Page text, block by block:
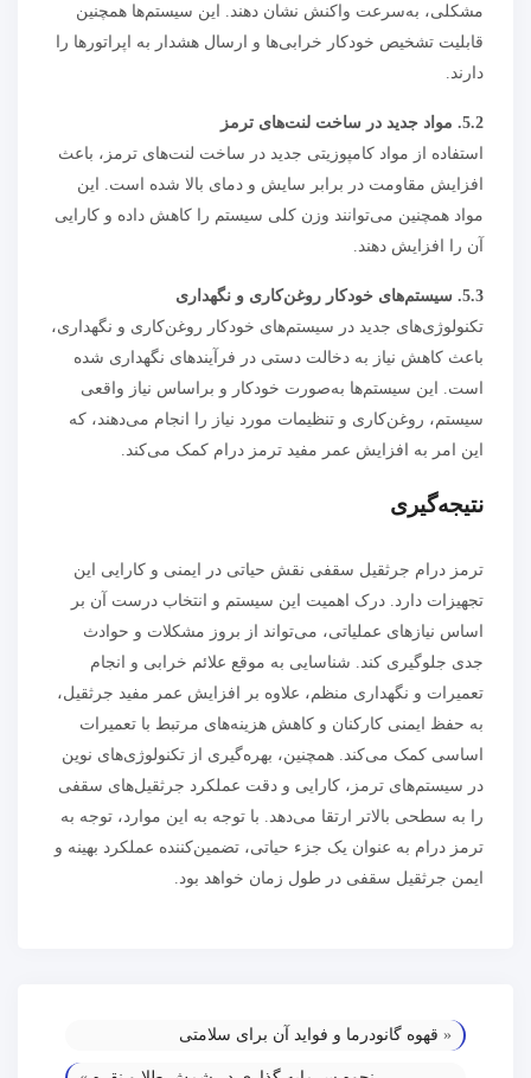
مشکلی، به‌سرعت واکنش نشان دهند. این سیستم‌ها همچنین
قابلیت تشخیص خودکار خرابی‌ها و ارسال هشدار به اپراتورها را
دارند.
5.2. مواد جدید در ساخت لنت‌های ترمز
استفاده از مواد کامپوزیتی جدید در ساخت لنت‌های ترمز، باعث
افزایش مقاومت در برابر سایش و دمای بالا شده است. این
مواد همچنین می‌توانند وزن کلی سیستم را کاهش داده و کارایی
آن را افزایش دهند.
5.3. سیستم‌های خودکار روغن‌کاری و نگهداری
تکنولوژی‌های جدید در سیستم‌های خودکار روغن‌کاری و نگهداری،
باعث کاهش نیاز به دخالت دستی در فرآیندهای نگهداری شده
است. این سیستم‌ها به‌صورت خودکار و براساس نیاز واقعی
سیستم، روغن‌کاری و تنظیمات مورد نیاز را انجام می‌دهند، که
این امر به افزایش عمر مفید ترمز درام کمک می‌کند.
نتیجه‌گیری
ترمز درام جرثقیل سقفی نقش حیاتی در ایمنی و کارایی این
تجهیزات دارد. درک اهمیت این سیستم و انتخاب درست آن بر
اساس نیازهای عملیاتی، می‌تواند از بروز مشکلات و حوادث
جدی جلوگیری کند. شناسایی به موقع علائم خرابی و انجام
تعمیرات و نگهداری منظم، علاوه بر افزایش عمر مفید جرثقیل،
به حفظ ایمنی کارکنان و کاهش هزینه‌های مرتبط با تعمیرات
اساسی کمک می‌کند. همچنین، بهره‌گیری از تکنولوژی‌های نوین
در سیستم‌های ترمز، کارایی و دقت عملکرد جرثقیل‌های سقفی
را به سطحی بالاتر ارتقا می‌دهد. با توجه به این موارد، توجه به
ترمز درام به عنوان یک جزء حیاتی، تضمین‌کننده عملکرد بهینه و
ایمن جرثقیل سقفی در طول زمان خواهد بود.
« قهوه گانودرما و فواید آن برای سلامتی